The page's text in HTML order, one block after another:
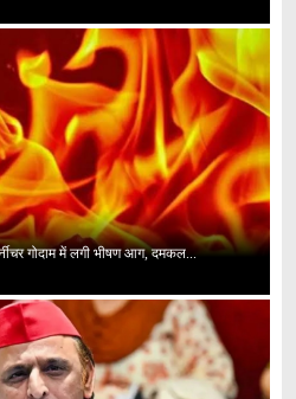
गोदाम में लगी भीषण आग, दमकल...